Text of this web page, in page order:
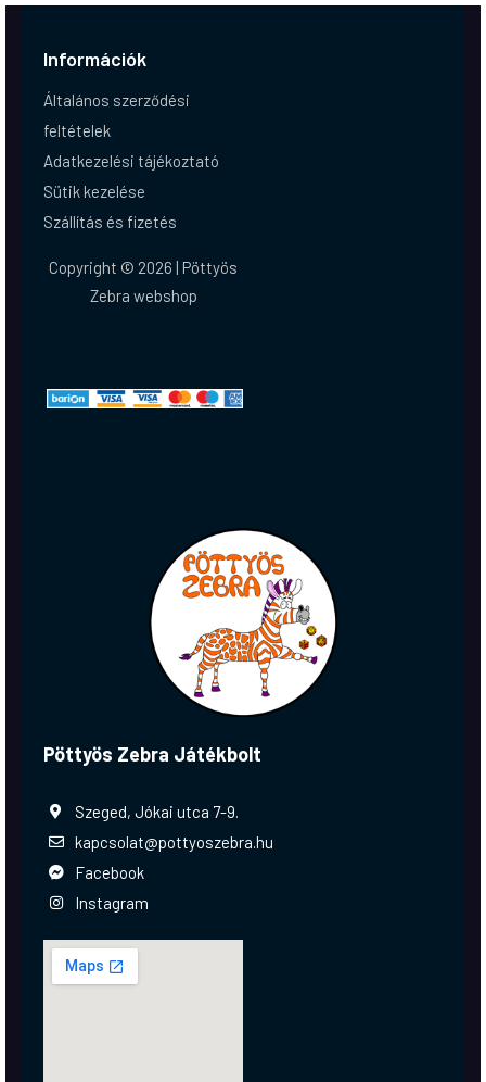
Információk
Általános szerződési
feltételek
Adatkezelési tájékoztató
Sütik kezelése
Szállítás és fizetés
Copyright © 2026 | Pöttyös
Zebra webshop
Pöttyös Zebra Játékbolt
Szeged, Jókai utca 7-9.
kapcsolat@pottyoszebra.hu
Facebook
Instagram